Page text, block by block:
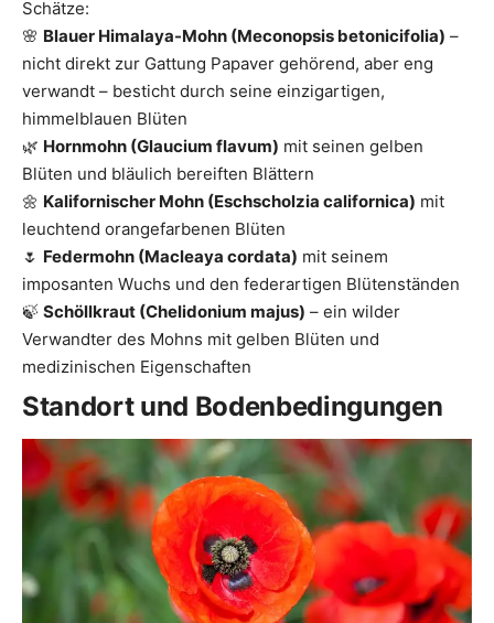
Schätze:
🌸 Blauer Himalaya-Mohn (Meconopsis betonicifolia) –
nicht direkt zur Gattung Papaver gehörend, aber eng
verwandt – besticht durch seine einzigartigen,
himmelblauen Blüten
🌿 Hornmohn (Glaucium flavum) mit seinen gelben
Blüten und bläulich bereiften Blättern
🌼 Kalifornischer Mohn (Eschscholzia californica) mit
leuchtend orangefarbenen Blüten
🌷 Federmohn (Macleaya cordata) mit seinem
imposanten Wuchs und den federartigen Blütenständen
🍃 Schöllkraut (Chelidonium majus) – ein wilder
Verwandter des Mohns mit gelben Blüten und
medizinischen Eigenschaften
Standort und Bodenbedingungen